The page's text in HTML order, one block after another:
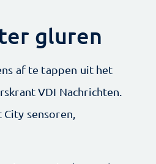
gluren
af te tappen uit het
VDI Nachrichten.
City sensoren,